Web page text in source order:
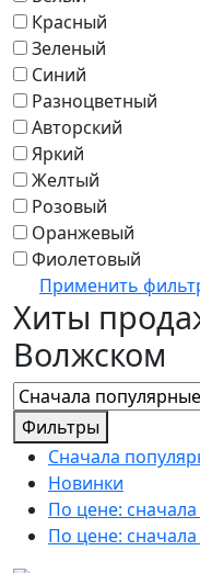
Красный
Зеленый
Синий
Разноцветный
Авторский
Яркий
Желтый
Розовый
Оранжевый
Фиолетовый
Применить
Хиты
Волжском
Фильтры
Сначала
Новинки
По цене:
По цене: